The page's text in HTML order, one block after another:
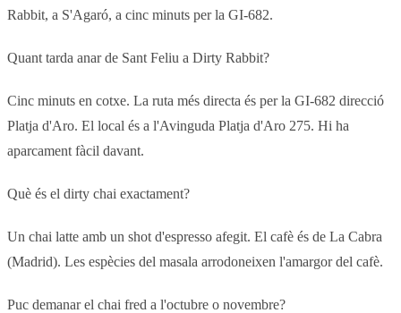
Rabbit, a S'Agaró, a cinc minuts per la GI-682.
Quant tarda anar de Sant Feliu a Dirty Rabbit?
Cinc minuts en cotxe. La ruta més directa és per la GI-682 direcció
Platja d'Aro. El local és a l'Avinguda Platja d'Aro 275. Hi ha
aparcament fàcil davant.
Què és el dirty chai exactament?
Un chai latte amb un shot d'espresso afegit. El cafè és de La Cabra
(Madrid). Les espècies del masala arrodoneixen l'amargor del cafè.
Puc demanar el chai fred a l'octubre o novembre?